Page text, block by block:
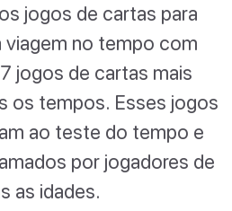
jogos de cartas para
viagem no tempo com
jogos de cartas mais
os tempos. Esses jogos
ao teste do tempo e
por jogadores de
as idades.